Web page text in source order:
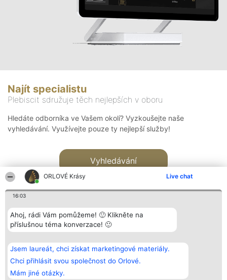
ORLOVÉ Krásy Live chat
16:03
Ahoj, rádi Vám pomůžeme! 🙂 Klikněte na
příslušnou téma konverzace! 🙂
Jsem laureát, chci získat marketingové materiály.
Chci přihlásit svou společnost do Orlové.
Mám jiné otázky.
Najít specialistu
Plebiscit sdružuje těch nejlepších v oboru
Hledáte odborníka ve Vašem okolí? Vyzkoušejte naše
vyhledávání. Využívejte pouze ty nejlepší služby!
Vyhledávání
Bright Side Solutions sp. z o.
o. sp. k.
ul. Ruska 22
Wrocław 50-079
KRS 0000749100 | Regon
Vítězové
Seznam všech
laureátů
Zásady
Kontakt